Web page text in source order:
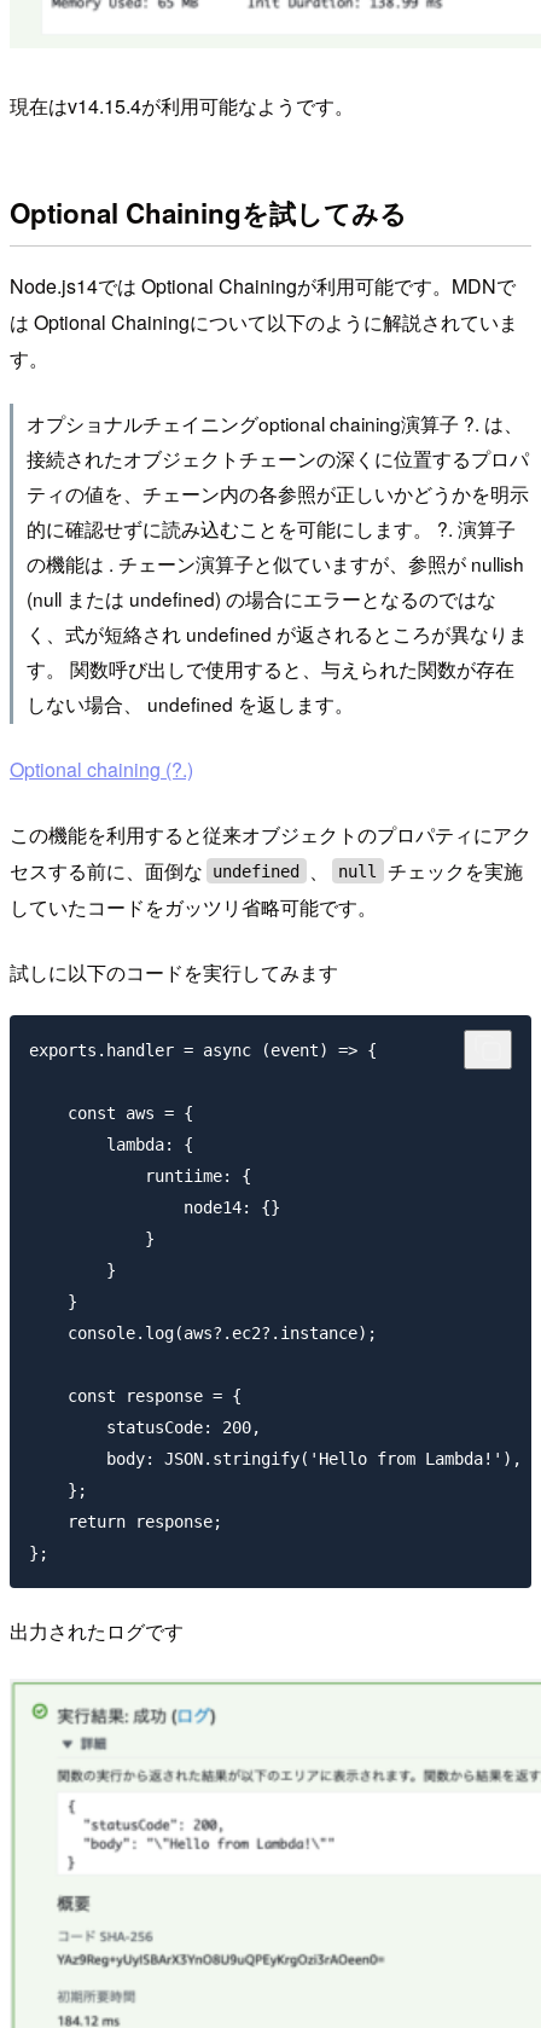
現在はv14.15.4が利用可能なようです。
Optional Chainingを試してみる
Node.js14では Optional Chainingが利用可能です。MDNで
は Optional Chainingについて以下のように解説されていま
す。
オプショナルチェイニングoptional chaining演算子 ?. は、
接続されたオブジェクトチェーンの深くに位置するプロパ
ティの値を、チェーン内の各参照が正しいかどうかを明示
的に確認せずに読み込むことを可能にします。 ?. 演算子
の機能は . チェーン演算子と似ていますが、参照が nullish
(null または undefined) の場合にエラーとなるのではな
く、式が短絡され undefined が返されるところが異なりま
す。 関数呼び出しで使用すると、与えられた関数が存在
しない場合、 undefined を返します。
Optional chaining (?.)
この機能を利用すると従来オブジェクトのプロパティにアク
セスする前に、面倒な
undefined 、 null
チェックを実施
していたコードをガッツリ省略可能です。
試しに以下のコードを実行してみます
exports.handler = async (event) => {
    const aws = {
        lambda: {
            runtiime: {
                node14: {}
            }
        }
    }
    console.log(aws?.ec2?.instance);
    const response = {
        statusCode: 200,
        body: JSON.stringify('Hello from Lambda!'),
    };
    return response;
出力されたログです